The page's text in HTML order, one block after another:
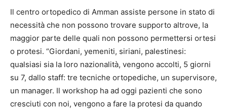
Il centro ortopedico di Amman assiste persone in stato di
necessità che non possono trovare supporto altrove, la
maggior parte delle quali non possono permettersi ortesi
o protesi. “Giordani, yemeniti, siriani, palestinesi:
qualsiasi sia la loro nazionalità, vengono accolti, 5 giorni
su 7, dallo staff: tre tecniche ortopediche, un supervisore,
un manager. Il workshop ha ad oggi pazienti che sono
cresciuti con noi, vengono a fare la protesi da quando